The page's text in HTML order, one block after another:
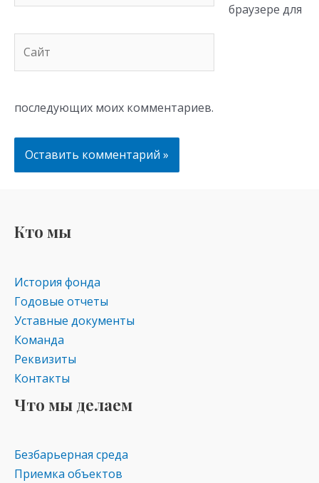
браузере для
последующих моих комментариев.
Кто мы
История фонда
Годовые отчеты
Уставные документы
Команда
Реквизиты
Контакты
Что мы делаем
Безбарьерная среда
Приемка объектов